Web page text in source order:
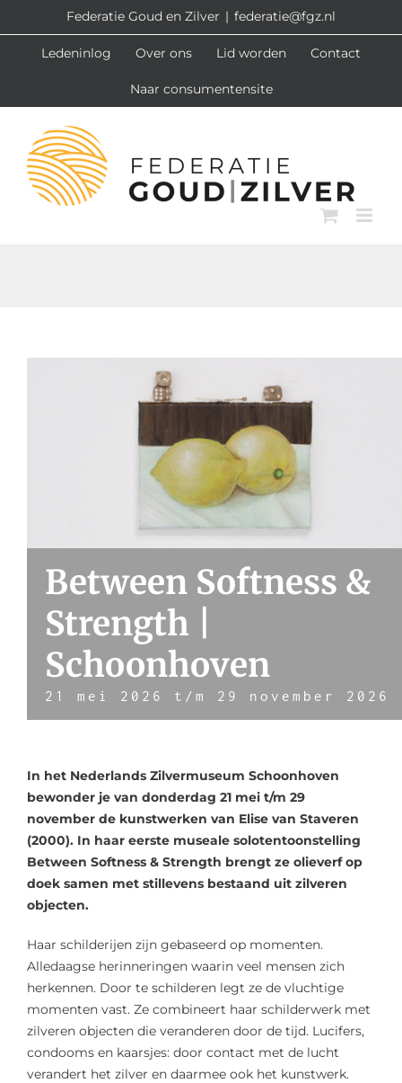
naar
inhoud
Federatie Goud en Zilver | federatie@fgz.nl
Ledeninlog Over ons Lid worden Contact
Naar consumentensite
Between Softness &
Strength |
Schoonhoven
21 mei 2026 t/m 29 november 2026
In het Nederlands Zilvermuseum Schoonhoven
bewonder je van donderdag 21 mei t/m 29
november de kunstwerken van Elise van Staveren
(2000). In haar eerste museale solotentoonstelling
Between Softness & Strength brengt ze olieverf op
doek samen met stillevens bestaand uit zilveren
objecten.
Haar schilderijen zijn gebaseerd op momenten.
Alledaagse herinneringen waarin veel mensen zich
herkennen. Door te schilderen legt ze de vluchtige
momenten vast. Ze combineert haar schilderwerk met
zilveren objecten die veranderen door de tijd. Lucifers,
condooms en kaarsjes: door contact met de lucht
verandert het zilver en daarmee ook het kunstwerk.